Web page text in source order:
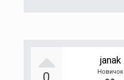
0
janak
Новичок